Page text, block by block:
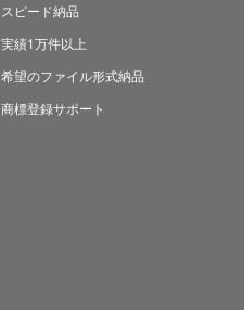
スピード納品
実績1万件以上
希望のファイル形式納品
商標登録サポート